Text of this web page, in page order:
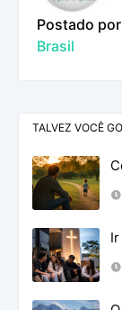
Postado por
Brasil
TALVEZ VOCÊ